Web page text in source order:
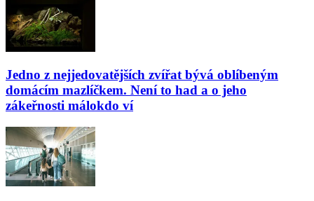
Jedno z nejjedovatějších zvířat bývá oblíbeným
domácím mazlíčkem. Není to had a o jeho
zákeřnosti málokdo ví